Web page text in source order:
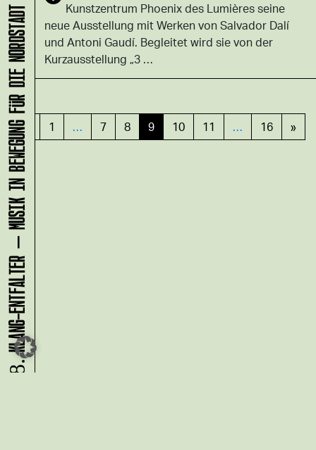
Kunstzentrum Phoenix des Lumières seine
neue Ausstellung mit Werken von Salvador Dalí
und Antoni Gaudí. Begleitet wird sie von der
Kurzausstellung „3 …
1 … 7 8 9 10 11 … 16 »
KLANG-ENTFALTER – MUSIK IN BEWEGUNG FÜR DIE NORDSTADT